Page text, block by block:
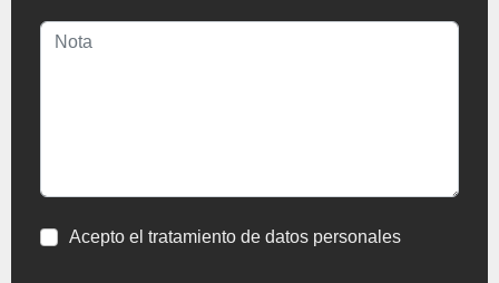
Acepto el tratamiento de datos personales